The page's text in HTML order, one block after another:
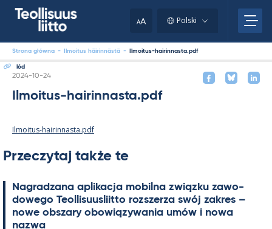
AA Polski
Strona główna - Ilmoitus häirinnästä - Ilmoitus-hairinnasta.pdf
lód
Kirjoitettu
2024-10-24
Ilmoitus-hairinnasta.pdf
Ilmoitus-hairinnasta.pdf
Przeczytaj także te
Na­gradzana apli­kacja mo­bilna związku zawo­
dowego Teol­li­suus­liitto rozszerza swój za­kres –
nowe obszary obowiązywa­nia umów i nowa
nazwa